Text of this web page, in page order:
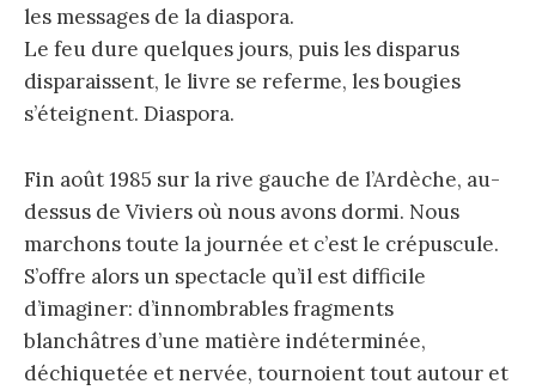
les messages de la diaspora.
Le feu dure quelques jours, puis les disparus
disparaissent, le livre se referme, les bougies
s’éteignent. Diaspora.
Fin août 1985 sur la rive gauche de l’Ardèche, au-
dessus de Viviers où nous avons dormi. Nous
marchons toute la journée et c’est le crépuscule.
S’offre alors un spectacle qu’il est difficile
d’imaginer: d’innombrables fragments
blanchâtres d’une matière indéterminée,
déchiquetée et nervée, tournoient tout autour et